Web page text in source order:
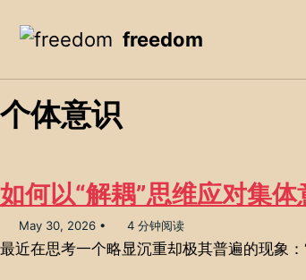
freedom
个体意识
如何以“解耦”思维应对集
May 30, 2026 4 分钟阅读
最近在思考一个略显沉重却极其普遍的现象：